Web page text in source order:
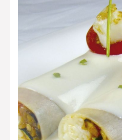
patata
Raviolis de piña